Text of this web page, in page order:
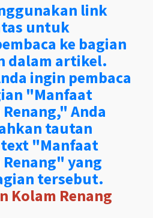
link
untuk
ke bagian
dalam artikel.
ingin pembaca
"Manfaat
Anda
tautan
"Manfaat
yang
tersebut.
Kolam Renang